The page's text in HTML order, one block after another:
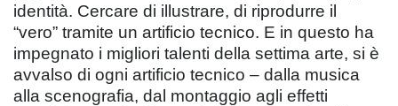
identità. Cercare di illustrare, di riprodurre il
“vero” tramite un artificio tecnico. E in questo ha
impegnato i migliori talenti della settima arte, si è
avvalso di ogni artificio tecnico – dalla musica
alla scenografia, dal montaggio agli effetti